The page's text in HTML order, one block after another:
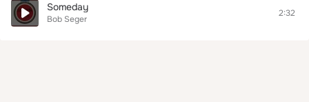
Someday
Bob Seger
2:32